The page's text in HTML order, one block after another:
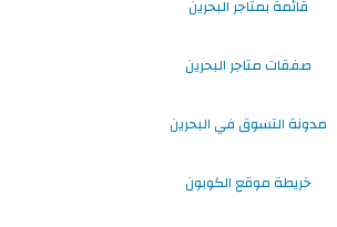
قائمة بمتاجر البحرين
صفقات متاجر البحرين
مدونة التسوق في البحرين
خريطة موقع الكوبون